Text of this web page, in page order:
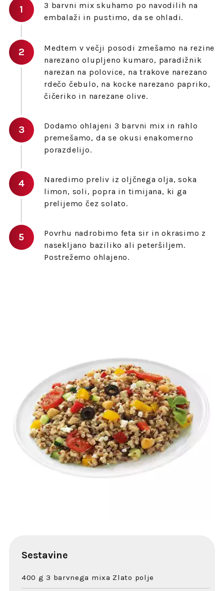
3 barvni mix skuhamo po navodilih na
embalaži in pustimo, da se ohladi.
Medtem v večji posodi zmešamo na rezine
narezano olupljeno kumaro, paradižnik
narezan na polovice, na trakove narezano
rdečo čebulo, na kocke narezano papriko,
čičeriko in narezane olive.
Dodamo ohlajeni 3 barvni mix in rahlo
premešamo, da se okusi enakomerno
porazdelijo.
Naredimo preliv iz oljčnega olja, soka
limon, soli, popra in timijana, ki ga
prelijemo čez solato.
Povrhu nadrobimo feta sir in okrasimo z
nasekljano baziliko ali peteršiljem.
Postrežemo ohlajeno.
Sestavine
400 g 3 barvnega mixa Zlato polje